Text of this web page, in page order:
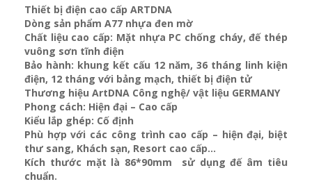
Thiết bị điện cao cấp ARTDNA
Dòng sản phẩm A77 nhựa đen mờ
Chất liệu cao cấp: Mặt nhựa PC chống cháy, đế thép
vuông sơn tĩnh điện
Bảo hành: khung kết cấu 12 năm, 36 tháng linh kiện
điện, 12 tháng với bảng mạch, thiết bị điện tử
Thương hiệu ArtDNA Công nghệ/ vật liệu GERMANY
Phong cách: Hiện đại – Cao cấp
Kiểu lắp ghép: Cố định
Phù hợp với các công trình cao cấp – hiện đại, biệt
thư sang, Khách sạn, Resort cao cấp…
Kích thước mặt là 86*90mm sử dụng đế âm tiêu
chuẩn.